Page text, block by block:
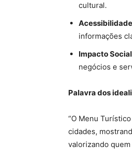
cultural.
informações
Impacto
negócios e
Palavra dos
“O Menu
cidades,
valorizando